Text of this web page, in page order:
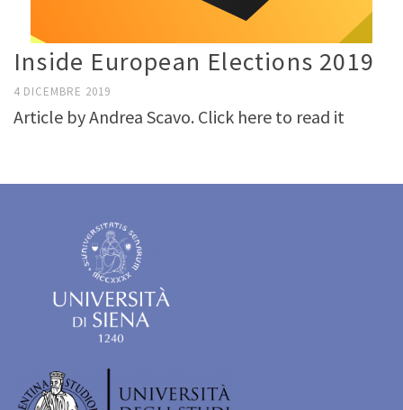
Inside European Elections 2019
4 DICEMBRE 2019
Article by Andrea Scavo. Click here to read it